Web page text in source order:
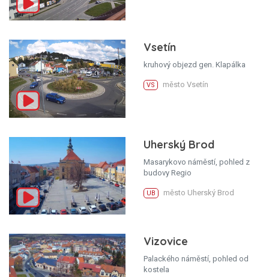
Vsetín
kruhový objezd gen. Klapálka
VS město Vsetín
Uherský Brod
Masarykovo náměstí, pohled z
budovy Regio
UB město Uherský Brod
Vizovice
Palackého náměstí, pohled od
kostela